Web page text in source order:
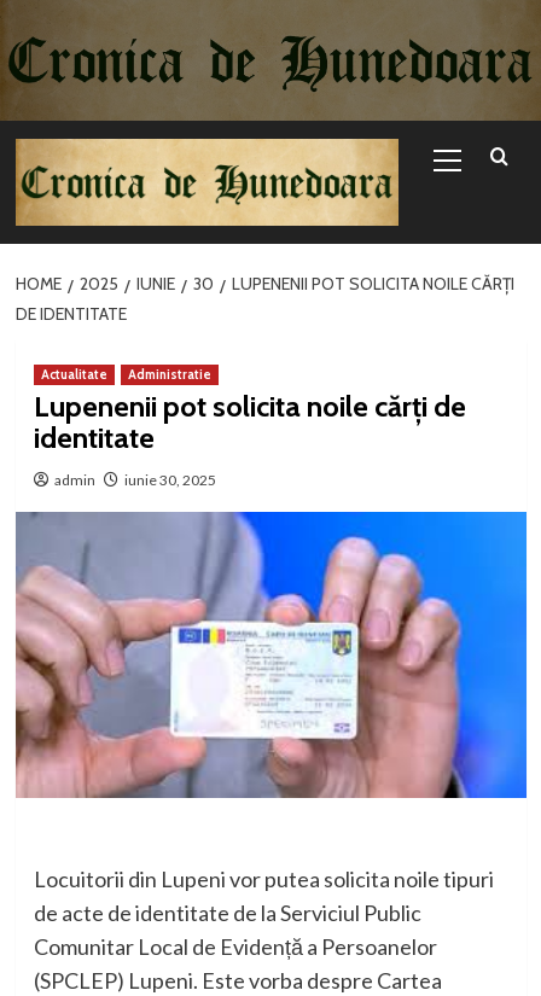
la
conținut
Menu
HOME 2025 IUNIE 30
LUPENENII POT SOLICITA NOILE CĂRȚI
DE IDENTITATE
Actualitate Administratie
Lupenenii pot solicita noile cărți de
identitate
admin iunie 30, 2025
Locuitorii din Lupeni vor putea solicita noile tipuri
de acte de identitate de la Serviciul Public
Comunitar Local de Evidență a Persoanelor
(SPCLEP) Lupeni. Este vorba despre Cartea